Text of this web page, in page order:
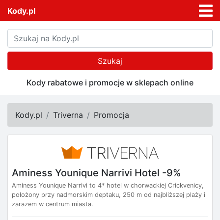
Kody.pl
Szukaj
Kody rabatowe i promocje w sklepach online
Kody.pl Triverna Promocja
Aminess Younique Narrivi Hotel -9%
Aminess Younique Narrivi to 4* hotel w chorwackiej Crickvenicy,
położony przy nadmorskim deptaku, 250 m od najbliższej plaży i
zarazem w centrum miasta.